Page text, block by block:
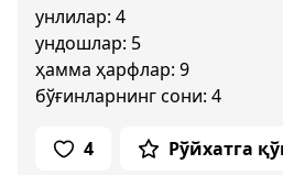
унлилар: 4
ундошлар: 5
ҳамма ҳарфлар: 9
бўғинларнинг сони: 4
4 Рўйхатга